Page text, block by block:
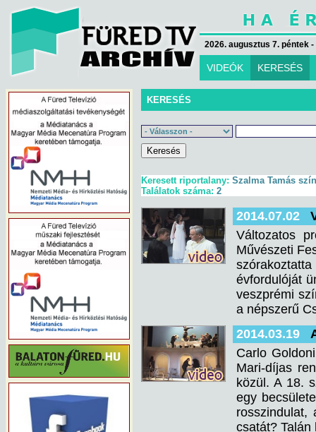
2026. augusztus 7. péntek
VIDEÓK KERESÉS
KERESÉS
Keresett riportalany: Szalma Tamás
Találatok száma: 2
2014.07.02
Változatos
Művészeti
évfordulóját
veszprémi
a népszerű
2014.03.19
Carlo
Mari-díjas
közül. A 18.
egy
csatát?